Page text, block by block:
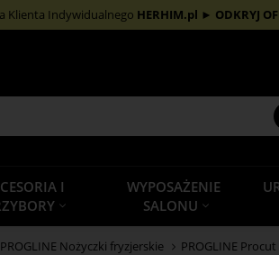
Klienta Indywidualnego HERHIM.pl ► ODKRYJ
I
WYPOSAŻENIE
SALONU
PROGLINE Nożyczki fryzjerskie PROGLINE